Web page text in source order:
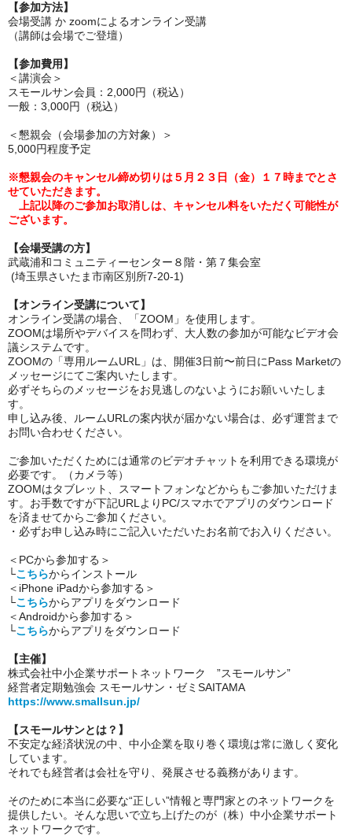
【参加方法】
会場受講 か zoomによるオンライン受講
（講師は会場でご登壇）
【参加費用】
＜講演会＞
スモールサン会員：2,000円（税込）
一般：3,000円（税込）
＜懇親会（会場参加の方対象）＞
5,000円程度予定
※懇親会のキャンセル締め切りは５月２３日（金）１７時までとさ
せていただきます。
上記以降のご参加お取消しは、キャンセル料をいただく可能性が
ございます。
【会場受講の方】
武蔵浦和コミュニティーセンター８階・第７集会室
(埼玉県さいたま市南区別所7-20-1)
【オンライン受講について】
オンライン受講の場合、「ZOOM」を使用します。
ZOOMは場所やデバイスを問わず、大人数の参加が可能なビデオ会
議システムです。
ZOOMの「専用ルームURL」は、開催3日前〜前日にPass Marketの
メッセージにてご案内いたします。
必ずそちらのメッセージをお見逃しのないようにお願いいたしま
す。
申し込み後、ルームURLの案内状が届かない場合は、必ず運営まで
お問い合わせください。
ご参加いただくためには通常のビデオチャットを利用できる環境が
必要です。（カメラ等）
ZOOMはタブレット、スマートフォンなどからもご参加いただけま
す。お手数ですが下記URLよりPC/スマホでアプリのダウンロード
を済ませてからご参加ください。
・必ずお申し込み時にご記入いただいたお名前でお入りください。
＜PCから参加する＞
└こちらからインストール
＜iPhone iPadから参加する＞
└こちらからアプリをダウンロード
＜Androidから参加する＞
└こちらからアプリをダウンロード
【主催】
株式会社中小企業サポートネットワーク ”スモールサン”
経営者定期勉強会 スモールサン・ゼミSAITAMA
https://www.smallsun.jp/
【スモールサンとは？】
不安定な経済状況の中、中小企業を取り巻く環境は常に激しく変化
しています。
それでも経営者は会社を守り、発展させる義務があります。
そのために本当に必要な“正しい”情報と専門家とのネットワークを
提供したい。そんな思いで立ち上げたのが（株）中小企業サポート
ネットワークです。